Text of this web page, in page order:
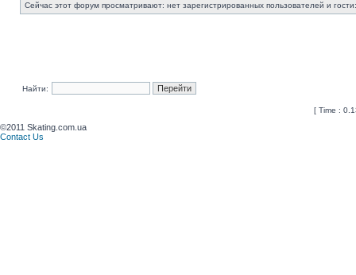
Сейчас этот форум просматривают: нет зарегистрированных пользователей и
Найти:
[ Time :
©2011 Skating.com.ua
Contact Us